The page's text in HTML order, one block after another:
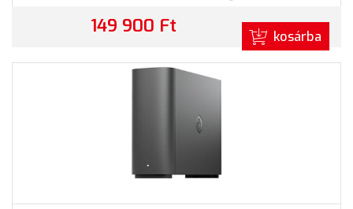
149 900 Ft kosárba